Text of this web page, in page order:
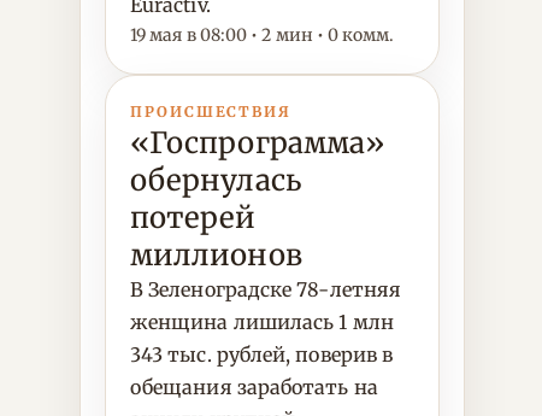
Euractiv.
19 мая в 08:00 • 2 мин • 0 комм.
ПРОИСШЕСТВИЯ
«Госпрограмма»
обернулась
потерей
миллионов
В Зеленоградске 78-летняя
женщина лишилась 1 млн
343 тыс. рублей, поверив в
обещания заработать на